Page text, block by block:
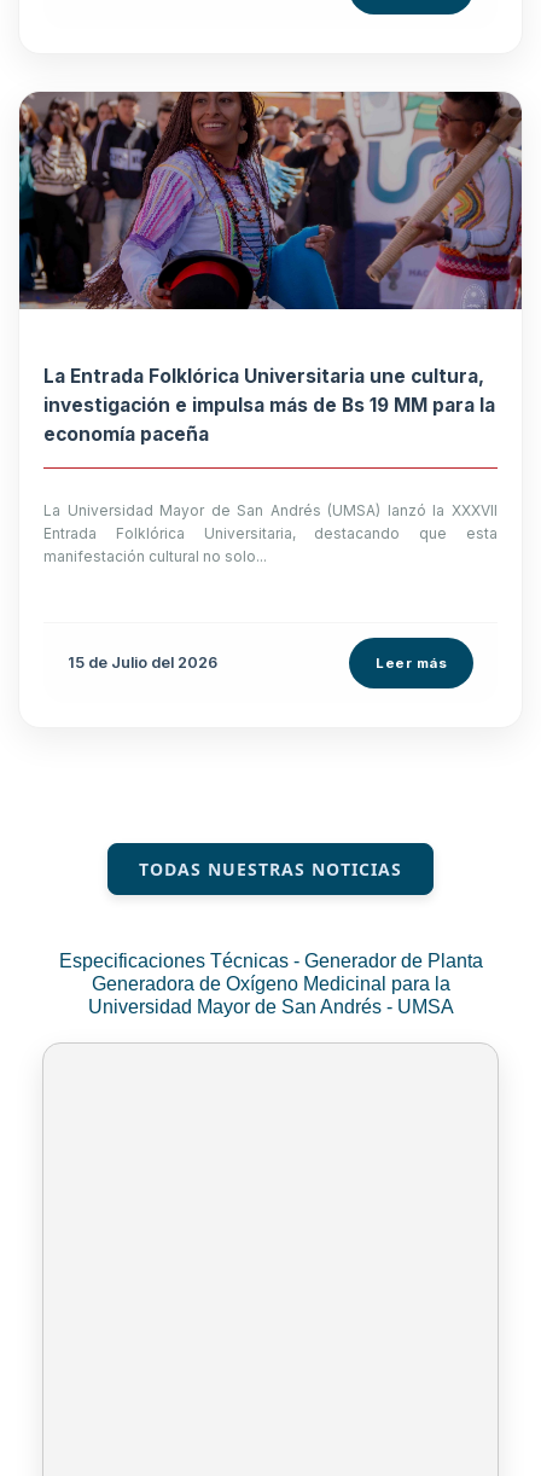
La Entrada Folklórica Universitaria une cultura,
investigación e impulsa más de Bs 19 MM para la
economía paceña
La Universidad Mayor de San Andrés (UMSA) lanzó la XXXVII
Entrada Folklórica Universitaria, destacando que esta
manifestación cultural no solo...
15 de Julio del 2026 Leer más
TODAS NUESTRAS NOTICIAS
Especificaciones Técnicas - Generador de Planta
Generadora de Oxígeno Medicinal para la
Universidad Mayor de San Andrés - UMSA